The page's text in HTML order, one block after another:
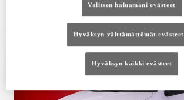
Valitsen haluamani evästeet
Hyväksyn välttämättömät evästeet
Hyväksyn kaikki evästeet